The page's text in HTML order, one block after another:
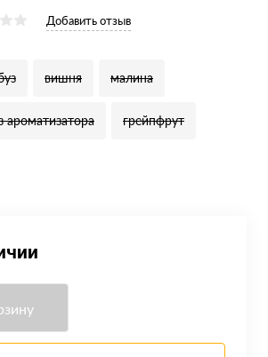
Добавить отзыв
вишня малина
ароматизатора грейпфрут